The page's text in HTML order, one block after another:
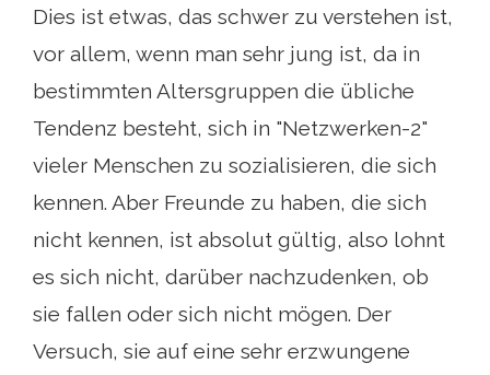
Dies ist etwas, das schwer zu verstehen ist,
vor allem, wenn man sehr jung ist, da in
bestimmten Altersgruppen die übliche
Tendenz besteht, sich in "Netzwerken-2"
vieler Menschen zu sozialisieren, die sich
kennen. Aber Freunde zu haben, die sich
nicht kennen, ist absolut gültig, also lohnt
es sich nicht, darüber nachzudenken, ob
sie fallen oder sich nicht mögen. Der
Versuch, sie auf eine sehr erzwungene